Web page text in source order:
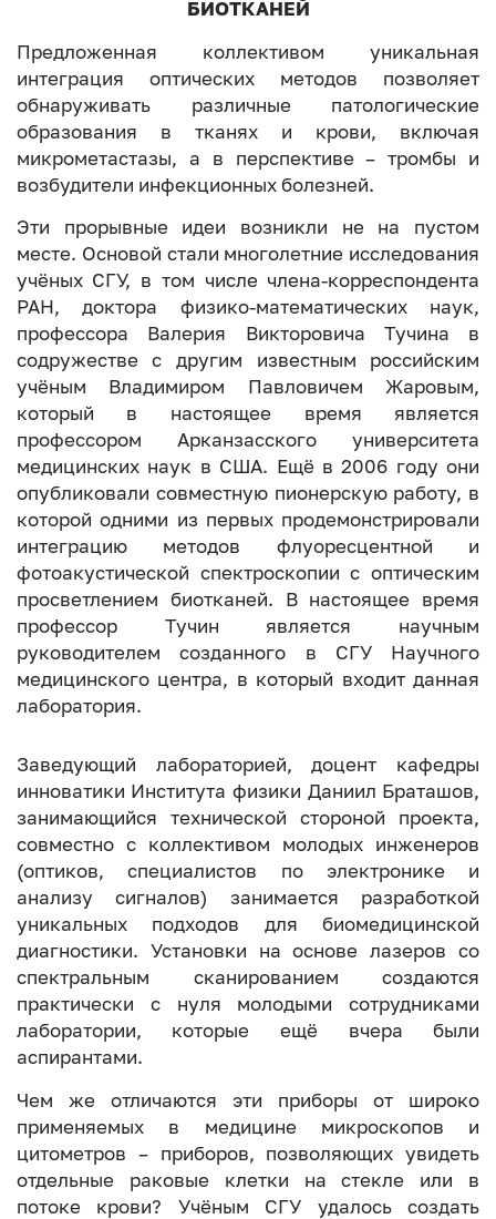
БИОТКАНЕЙ
Предложенная коллективом уникальная
интеграция оптических методов позволяет
обнаруживать различные патологические
образования в тканях и крови, включая
микрометастазы, а в перспективе – тромбы и
возбудители инфекционных болезней.
Эти прорывные идеи возникли не на пустом
месте. Основой стали многолетние исследования
учёных СГУ, в том числе члена-корреспондента
РАН, доктора физико-математических наук,
профессора Валерия Викторовича Тучина в
содружестве с другим известным российским
учёным Владимиром Павловичем Жаровым,
который в настоящее время является
профессором Арканзасского университета
медицинских наук в США. Ещё в 2006 году они
опубликовали совместную пионерскую работу, в
которой одними из первых продемонстрировали
интеграцию методов флуоресцентной и
фотоакустической спектроскопии с оптическим
просветлением биотканей. В настоящее время
профессор Тучин является научным
руководителем созданного в СГУ Научного
медицинского центра, в который входит данная
лаборатория.
Заведующий лабораторией, доцент кафедры
инноватики Института физики Даниил Браташов,
занимающийся технической стороной проекта,
совместно с коллективом молодых инженеров
(оптиков, специалистов по электронике и
анализу сигналов) занимается разработкой
уникальных подходов для биомедицинской
диагностики. Установки на основе лазеров со
спектральным сканированием создаются
практически с нуля молодыми сотрудниками
лаборатории, которые ещё вчера были
аспирантами.
Чем же отличаются эти приборы от широко
применяемых в медицине микроскопов и
цитометров – приборов, позволяющих увидеть
отдельные раковые клетки на стекле или в
потоке крови? Учёным СГУ удалось создать